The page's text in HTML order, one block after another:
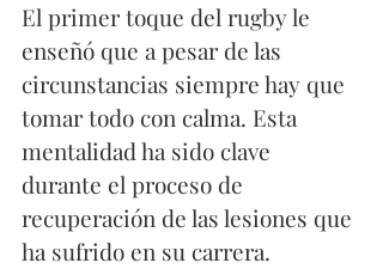
El primer toque del rugby le
enseñó que a pesar de las
circunstancias siempre hay que
tomar todo con calma. Esta
mentalidad ha sido clave
durante el proceso de
recuperación de las lesiones que
ha sufrido en su carrera.